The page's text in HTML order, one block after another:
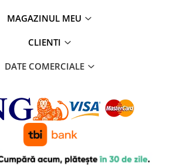
MAGAZINUL MEU
CLIENTI
DATE COMERCIALE